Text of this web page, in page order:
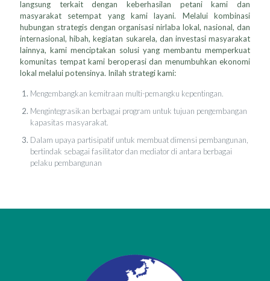
langsung terkait dengan keberhasilan petani kami dan
masyarakat setempat yang kami layani. Melalui kombinasi
hubungan strategis dengan organisasi nirlaba lokal, nasional, dan
internasional, hibah, kegiatan sukarela, dan investasi masyarakat
lainnya, kami menciptakan solusi yang membantu memperkuat
komunitas tempat kami beroperasi dan menumbuhkan ekonomi
lokal melalui potensinya. Inilah strategi kami:
Mengembangkan kemitraan multi-pemangku kepentingan.
Mengintegrasikan berbagai program untuk tujuan pengembangan
kapasitas masyarakat.
Dalam upaya partisipatif untuk membuat dimensi pembangunan,
bertindak sebagai fasilitator dan mediator di antara berbagai
pelaku pembangunan